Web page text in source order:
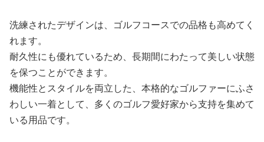
洗練されたデザインは、ゴルフコースでの品格も高めてく
れます。
耐久性にも優れているため、長期間にわたって美しい状態
を保つことができます。
機能性とスタイルを両立した、本格的なゴルファーにふさ
わしい一着として、多くのゴルフ愛好家から支持を集めて
いる用品です。